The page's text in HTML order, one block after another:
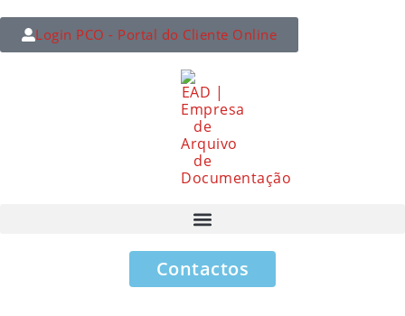
Login PCO - Portal do Cliente Online
Contactos